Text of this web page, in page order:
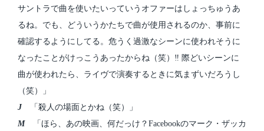
サントラで曲を使いたいっていうオファーはしょっちゅうあ
るね。でも、どういうかたちで曲が使用されるのか、事前に
確認するようにしてる。危うく過激なシーンに使われそうに
なったことがけっこうあったからね（笑）‼ 際どいシーンに
曲が使われたら、ライヴで演奏するときに気まずいだろうし
（笑）」
J「殺人の場面とかね（笑）」
M「ほら、あの映画、何だっけ？Facebookのマーク・ザッカ